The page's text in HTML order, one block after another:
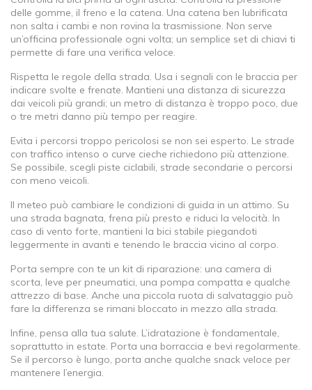
delle gomme, il freno e la catena. Una catena ben lubrificata
non salta i cambi e non rovina la trasmissione. Non serve
un’officina professionale ogni volta; un semplice set di chiavi ti
permette di fare una verifica veloce.
Rispetta le regole della strada. Usa i segnali con le braccia per
indicare svolte e frenate. Mantieni una distanza di sicurezza
dai veicoli più grandi; un metro di distanza è troppo poco, due
o tre metri danno più tempo per reagire.
Evita i percorsi troppo pericolosi se non sei esperto. Le strade
con traffico intenso o curve cieche richiedono più attenzione.
Se possibile, scegli piste ciclabili, strade secondarie o percorsi
con meno veicoli.
Il meteo può cambiare le condizioni di guida in un attimo. Su
una strada bagnata, frena più presto e riduci la velocità. In
caso di vento forte, mantieni la bici stabile piegandoti
leggermente in avanti e tenendo le braccia vicino al corpo.
Porta sempre con te un kit di riparazione: una camera di
scorta, leve per pneumatici, una pompa compatta e qualche
attrezzo di base. Anche una piccola ruota di salvataggio può
fare la differenza se rimani bloccato in mezzo alla strada.
Infine, pensa alla tua salute. L’idratazione è fondamentale,
soprattutto in estate. Porta una borraccia e bevi regolarmente.
Se il percorso è lungo, porta anche qualche snack veloce per
mantenere l’energia.